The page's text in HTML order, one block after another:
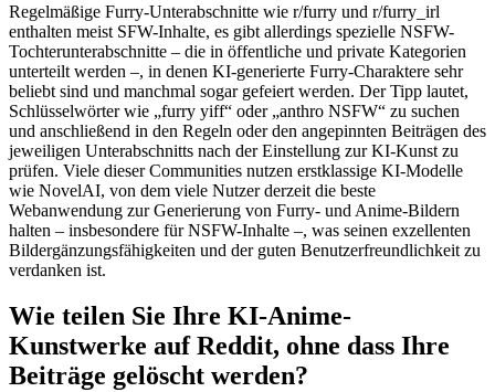
Regelmäßige Furry-Unterabschnitte wie r/furry und r/furry_irl
enthalten meist SFW-Inhalte, es gibt allerdings spezielle NSFW-
Tochterunterabschnitte – die in öffentliche und private Kategorien
unterteilt werden –, in denen KI-generierte Furry-Charaktere sehr
beliebt sind und manchmal sogar gefeiert werden. Der Tipp lautet,
Schlüsselwörter wie „furry yiff“ oder „anthro NSFW“ zu suchen
und anschließend in den Regeln oder den angepinnten Beiträgen des
jeweiligen Unterabschnitts nach der Einstellung zur KI-Kunst zu
prüfen. Viele dieser Communities nutzen erstklassige KI-Modelle
wie NovelAI, von dem viele Nutzer derzeit die beste
Webanwendung zur Generierung von Furry- und Anime-Bildern
halten – insbesondere für NSFW-Inhalte –, was seinen exzellenten
Bildergänzungsfähigkeiten und der guten Benutzerfreundlichkeit zu
verdanken ist.
Wie teilen Sie Ihre KI-Anime-
Kunstwerke auf Reddit, ohne dass Ihre
Beiträge gelöscht werden?